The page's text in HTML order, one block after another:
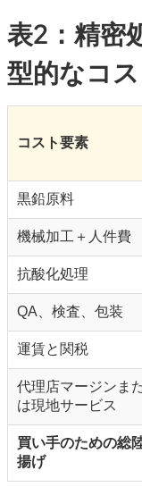
表2：精密
型的なコ
コスト要素
黒鉛原料
機械加工＋人件費
抗酸化処理
QA、検査、包装
運賃と関税
代理店マージンま
は現地サービス
買い手のための総
揚げ